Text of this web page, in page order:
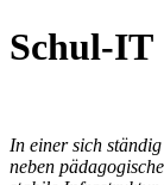
Schul-IT
In einer sich
neben